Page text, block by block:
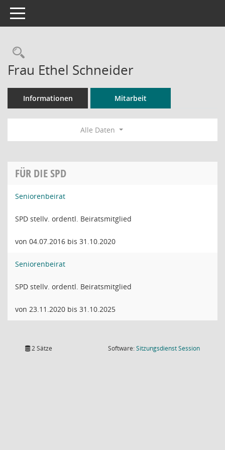
Toggle navigation
Rechercheauswahl
Frau Ethel Schneider
Informationen Mitarbeit
Alle Daten
FÜR DIE SPD
Seniorenbeirat
SPD stellv. ordentl. Beiratsmitglied
von 04.07.2016 bis 31.10.2020
Seniorenbeirat
SPD stellv. ordentl. Beiratsmitglied
von 23.11.2020 bis 31.10.2025
2 Sätze Software:SitzungsdienstSession(Wird in